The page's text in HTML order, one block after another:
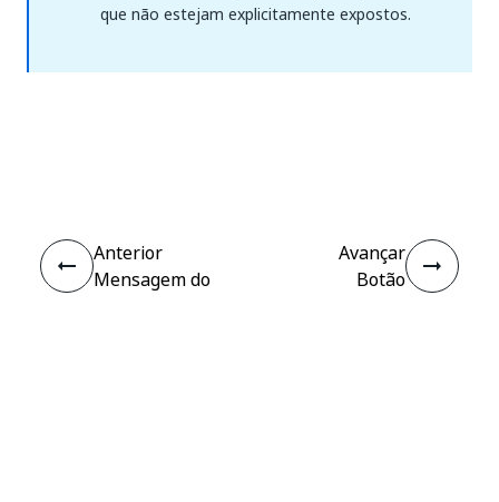
que não estejam explicitamente expostos.
Anterior
Mensagem do
Avançar
Botão